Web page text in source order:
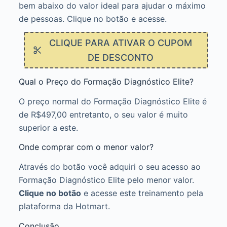
bem abaixo do valor ideal para ajudar o máximo
de pessoas. Clique no botão e acesse.
CLIQUE PARA ATIVAR O CUPOM
DE DESCONTO
Qual o Preço do Formação Diagnóstico Elite?
O preço normal do Formação Diagnóstico Elite é
de R$497,00 entretanto, o seu valor é muito
superior a este.
Onde comprar com o menor valor?
Através do botão você adquiri o seu acesso ao
Formação Diagnóstico Elite pelo menor valor.
Clique no botãoe acesse este treinamento pela
plataforma da Hotmart.